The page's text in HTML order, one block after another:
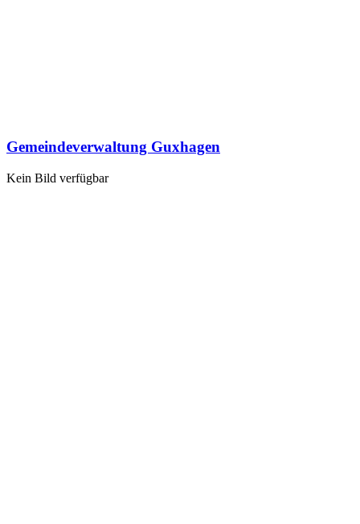
Gemeindeverwaltung Guxhagen
Kein Bild verfügbar